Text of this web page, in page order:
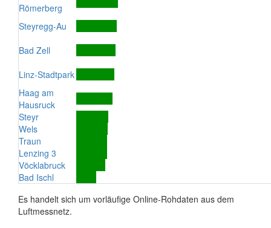
Römerberg
Steyregg-Au
Bad Zell
Linz-Stadtpark
Haag am
Hausruck
Steyr
Wels
Traun
Lenzing 3
Vöcklabruck
Bad Ischl
Es handelt sich um vorläufige Online-Rohdaten aus dem
Luftmessnetz.